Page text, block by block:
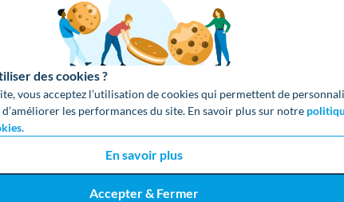
des cookies ?
vous acceptez l’utilisation de cookies qui permettent de
les performances du site. En savoir plus sur notre
En savoir plus
Accepter & Fermer